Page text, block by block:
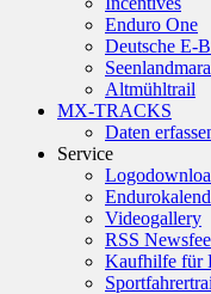
Enduro One
Deutsche E-
Altmühltrail
MX-TRACKS
Daten
Service
Videogallery
RSS
Kaufhilfe für